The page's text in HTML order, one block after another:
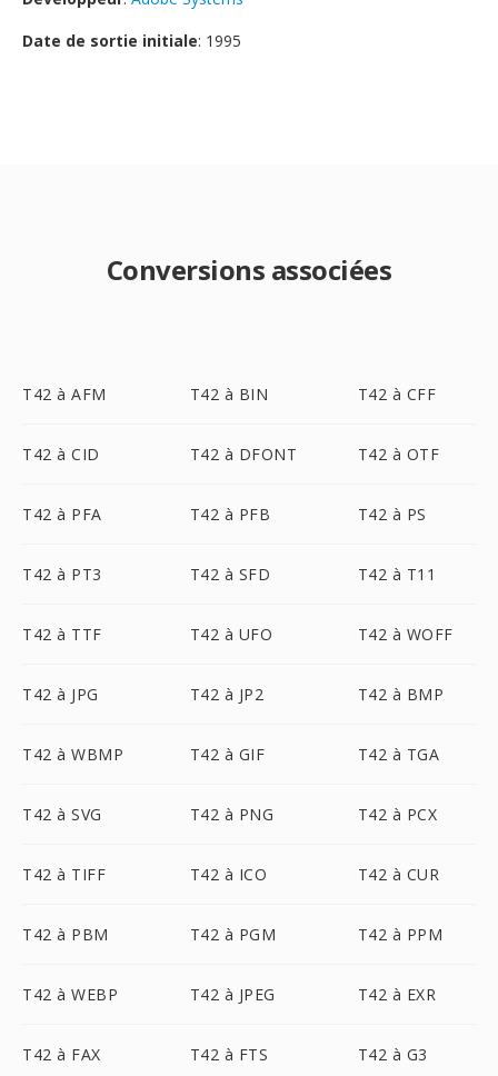
Date de sortie initiale: 1995
Conversions associées
T42 à AFM T42 à BIN T42 à CFF
T42 à CID T42 à DFONT T42 à OTF
T42 à PFA T42 à PFB T42 à PS
T42 à PT3 T42 à SFD T42 à T11
T42 à TTF T42 à UFO T42 à WOFF
T42 à JPG T42 à JP2 T42 à BMP
T42 à WBMP T42 à GIF T42 à TGA
T42 à SVG T42 à PNG T42 à PCX
T42 à TIFF T42 à ICO T42 à CUR
T42 à PBM T42 à PGM T42 à PPM
T42 à WEBP T42 à JPEG T42 à EXR
T42 à FAX T42 à FTS T42 à G3